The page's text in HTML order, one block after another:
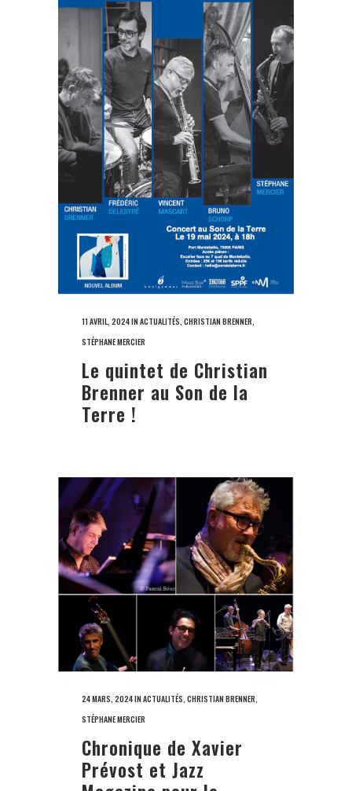
11 AVRIL, 2024IN ACTUALITÉS, CHRISTIAN BRENNER,
STÉPHANE MERCIER
Le quintet de Christian
Brenner au Son de la
Terre !
24 MARS, 2024IN ACTUALITÉS, CHRISTIAN BRENNER,
STÉPHANE MERCIER
Chronique de Xavier
Prévost et Jazz